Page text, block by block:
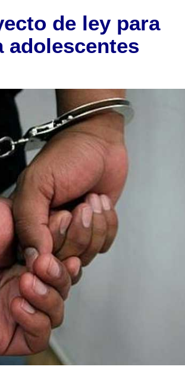
de ley para
adolescentes